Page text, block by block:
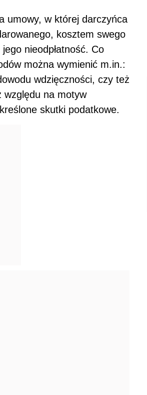
umowy, w której darczyńca
kosztem swego
nieodpłatność. Co
można wymienić m.in.:
wdzięczności, czy też
względu na motyw
skutki podatkowe.